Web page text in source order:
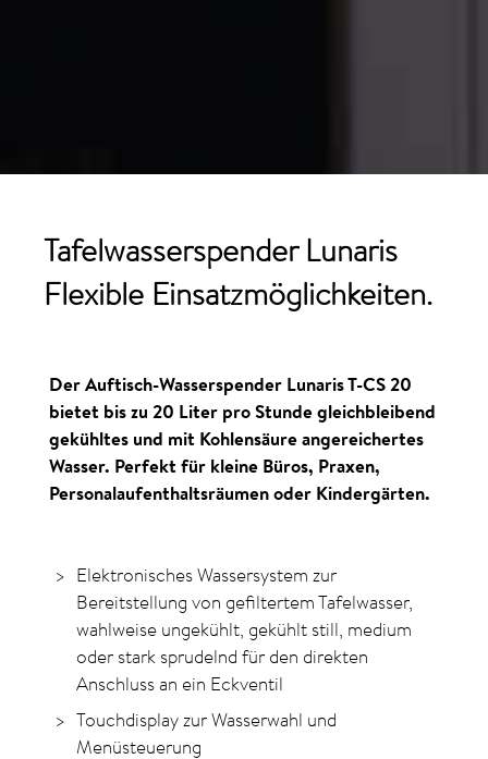
Tafelwasserspender Lunaris
Flexible Einsatzmöglichkeiten.
Der Auftisch-Wasserspender Lunaris T-CS 20
bietet bis zu 20 Liter pro Stunde gleichbleibend
gekühltes und mit Kohlensäure angereichertes
Wasser. Perfekt für kleine Büros, Praxen,
Personalaufenthaltsräumen oder Kindergärten.
Elektronisches Wassersystem zur
Bereitstellung von gefiltertem Tafelwasser,
wahlweise ungekühlt, gekühlt still, medium
oder stark sprudelnd für den direkten
Anschluss an ein Eckventil
Touchdisplay zur Wasserwahl und
Menüsteuerung